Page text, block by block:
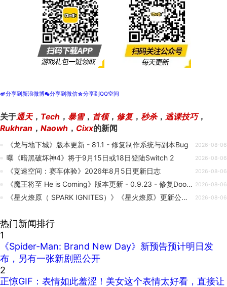
t分享到新浪微博w分享到微信z分享到QQ空间
关于通天， Tech ， 暴雪， 首领， 修复， 秒杀， 逃课技巧，
Rukhran ， Naowh ， Cixx的新闻
《龙与地下城》版本更新 - 81.1 - 修复制作系统与副本Bug 2026-08-06
曝《暗黑破坏神4》将于9月15日或18日登陆Switch 2 2026-08-06
《竞速空间：赛车体验》2026年8月5日更新日志 2026-08-06
《魔王将至 He is Coming》版本更新 - 0.9.23 - 修复Doomsayer事件导致的匹配问题 2026-08-06
《星火燎原（ SPARK IGNITES）》《星火燎原》更新公告2026/08/05 2026-08-06
热门新闻排行
1
《Spider-Man: Brand New Day》新预告预计明日发
布，另有一张新剧照公开
2
正惊GIF：表情如此羞涩！美女这个表情太好看，直接让